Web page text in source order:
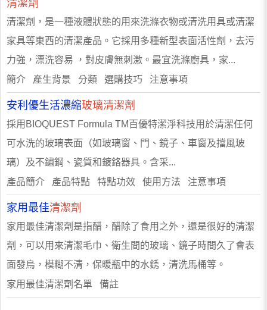
清潔劑
清潔劑，是一種液體狀態的用來洗滌衣物或清洗用具或清潔
家具等東西的清潔產品。它採用多種新型表面活性劑，去污
力強，漂洗容易 ，對皮膚無刺激。最宜洗滌廚具，家...
簡介 產生背景 分類 選購技巧 注意事項
安利優生活濃縮玻璃清潔劑
採用BIOQUEST Formula TM百優特潔淨科技用於清潔任何
可水洗的玻璃表面（如玻璃窗、門、鏡子、車窗及擋風玻
璃）及不鏽鋼、瓷質和鍍鉻器具。含采...
產品簡介 產品特點 特點功效 使用方法 注意事項
家用最佳清潔劑
家用最佳清潔劑是指醋，醋除了食用之外，還是很好的清潔
劑，可以用來清潔毛巾、衛生間的玻璃、鏡子時間久了會表
面發烏，模糊不清，保暖瓶中的水銹，清洗馬桶等。
家用最佳清潔劑名單 備註